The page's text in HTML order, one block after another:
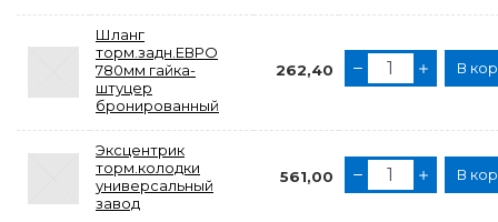
Шланг
торм.задн.ЕВРО
780мм гайка-
штуцер
бронированный
262,40 В
Эксцентрик
торм.колодки
универсальный
завод
561,00 В